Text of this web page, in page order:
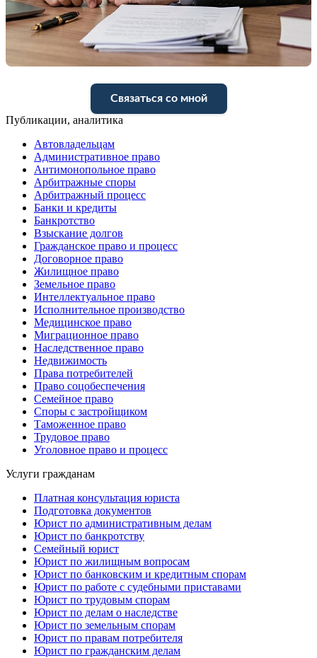
Связаться со мной
Публикации, аналитика
Автовладельцам
Административное право
Антимонопольное право
Арбитражные споры
Арбитражный процесс
Банки и кредиты
Банкротство
Взыскание долгов
Гражданское право и процесс
Договорное право
Жилищное право
Земельное право
Интеллектуальное право
Исполнительное производство
Медицинское право
Миграционное право
Наследственное право
Недвижимость
Права потребителей
Право соцобеспечения
Семейное право
Споры с застройщиком
Таможенное право
Трудовое право
Уголовное право и процесс
Услуги гражданам
Платная консультация юриста
Подготовка документов
Юрист по административным делам
Юрист по банкротству
Семейный юрист
Юрист по жилищным вопросам
Юрист по банковским и кредитным спорам
Юрист по работе с судебными приставами
Юрист по трудовым спорам
Юрист по делам о наследстве
Юрист по земельным спорам
Юрист по правам потребителя
Юрист по гражданским делам